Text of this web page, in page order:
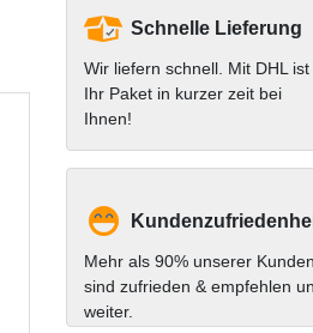
Schnelle Lieferung
Wir liefern schnell. Mit DHL ist
Ihr Paket in kurzer zeit bei
Ihnen!
Mehr als 90% unserer Kunden
sind zufrieden & empfehlen
weiter.